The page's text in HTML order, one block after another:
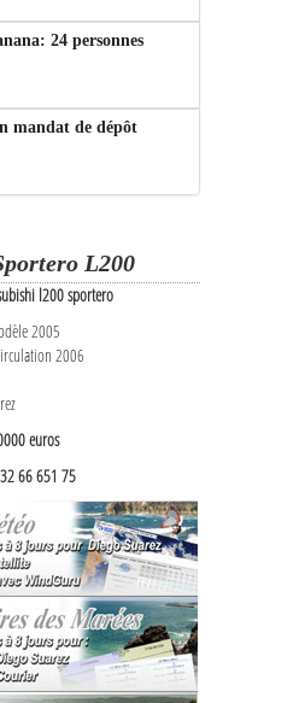
24 personnes
mandat de dépôt
L200
l200 sportero
2005
2006
euros
66 651 75